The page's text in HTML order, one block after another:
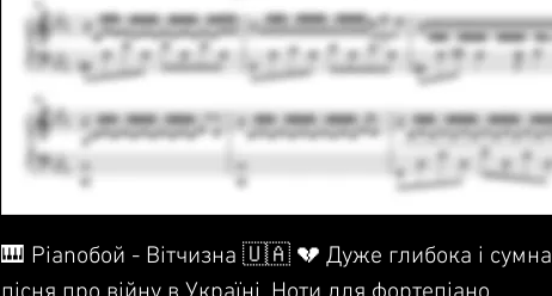
🎹 Pianoбой - Вітчизна 🇺🇦 💔 Дуже глибока і сумна